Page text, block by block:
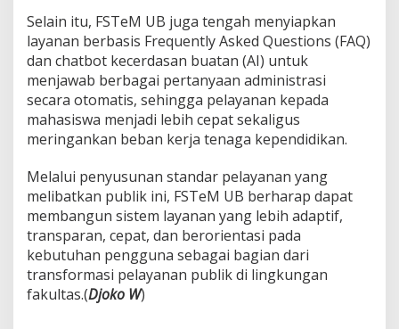
Selain itu, FSTeM UB juga tengah menyiapkan
layanan berbasis Frequently Asked Questions (FAQ)
dan chatbot kecerdasan buatan (AI) untuk
menjawab berbagai pertanyaan administrasi
secara otomatis, sehingga pelayanan kepada
mahasiswa menjadi lebih cepat sekaligus
meringankan beban kerja tenaga kependidikan.
Melalui penyusunan standar pelayanan yang
melibatkan publik ini, FSTeM UB berharap dapat
membangun sistem layanan yang lebih adaptif,
transparan, cepat, dan berorientasi pada
kebutuhan pengguna sebagai bagian dari
transformasi pelayanan publik di lingkungan
fakultas.(Djoko W)